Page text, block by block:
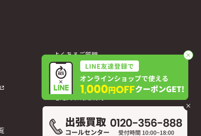
よくあるご質問
お問い合わせ
個人情報保護方針
宅配買取利用規約